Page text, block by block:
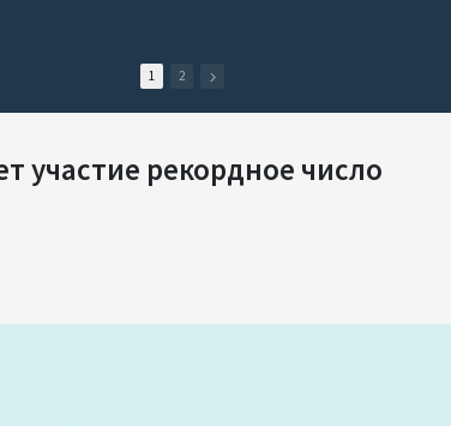
1 2
участие рекордное число